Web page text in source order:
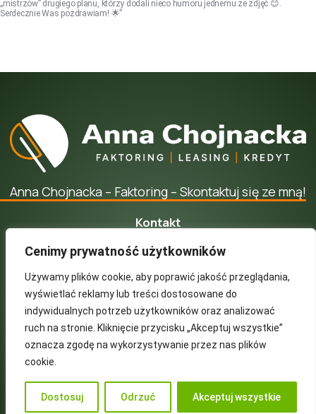
Cenimy prywatność użytkowników
Używamy plików cookie, aby poprawić jakość przeglądania,
wyświetlać reklamy lub treści dostosowane do
indywidualnych potrzeb użytkowników oraz analizować
ruch na stronie. Kliknięcie przycisku „Akceptuj wszystkie”
oznacza zgodę na wykorzystywanie przez nas plików
cookie.
Dostosuj Odrzuć Akceptuj wszystkie
„mistrzów” drugiego planu, którzy dodali nieco humoru jednemu ze zdjęć 😊.
Serdecznie Was pozdrawiam! 🌟”
Anna Chojnacka – Faktoring – Skontaktuj się ze mną!
Kontakt
+48 668 851 577
ul. Łąkowa 2
86-070 Dąbrowa Chełmińska